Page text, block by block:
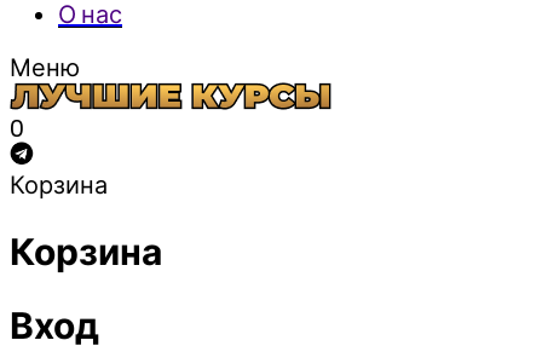
О нас
Меню
0
Корзина
Корзина
Вход